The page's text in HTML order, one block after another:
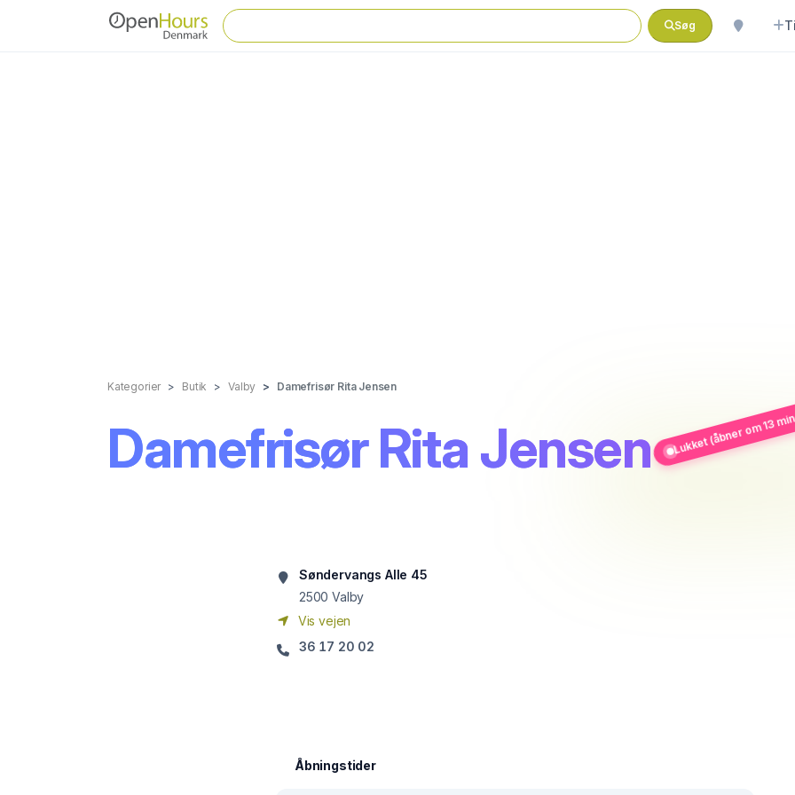
Søg
Kategorier Butik Valby Damefrisør Rita Jensen
Damefrisør Rita Jensen Lukket (åbner om 13
Søndervangs Alle 45
2500 Valby
Vis vejen
36 17 20 02
Åbningstider